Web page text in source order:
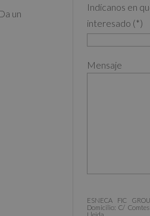
un
Indícanos en
interesado (*)
Mensaje
ESNECA FIC
Domicilio: C/